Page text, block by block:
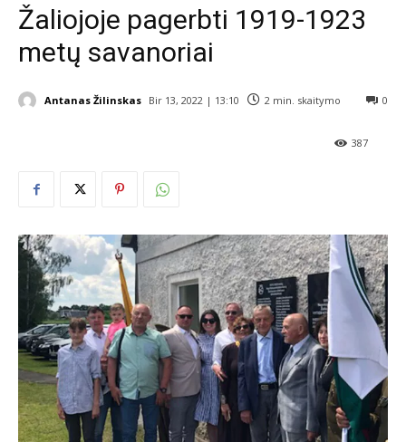
Žaliojoje pagerbti 1919-1923
metų savanoriai
Antanas Žilinskas Bir 13, 2022 | 13:10 2 min. skaitymo 0
387